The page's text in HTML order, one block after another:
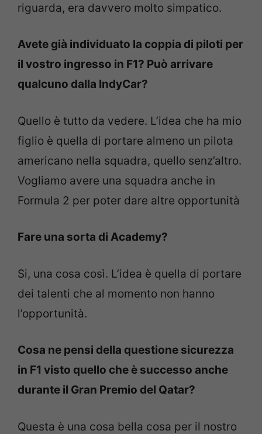
riguarda, era davvero molto simpatico.
Avete già individuato la coppia di piloti per
il vostro ingresso in F1? Può arrivare
qualcuno dalla IndyCar?
Quello è tutto da vedere. L’idea che ha mio
figlio è quella di portare almeno un pilota
americano nella squadra, quello senz’altro.
Vogliamo avere una squadra anche in
Formula 2 per poter dare altre opportunità
Fare una sorta di Academy?
Si, una cosa così. L’idea è quella di portare
dei talenti che al momento non hanno
l’opportunità.
Cosa ne pensi della questione sicurezza
in F1 visto quello che è successo anche
durante il Gran Premio del Qatar?
Questa è una cosa bella cosa per il nostro